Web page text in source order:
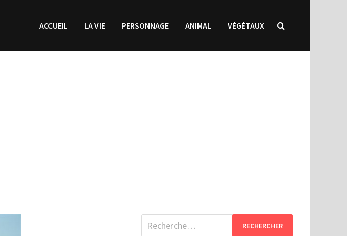
ACCUEIL LA VIE PERSONNAGE ANIMAL VÉGÉTAUX
Rechercher :